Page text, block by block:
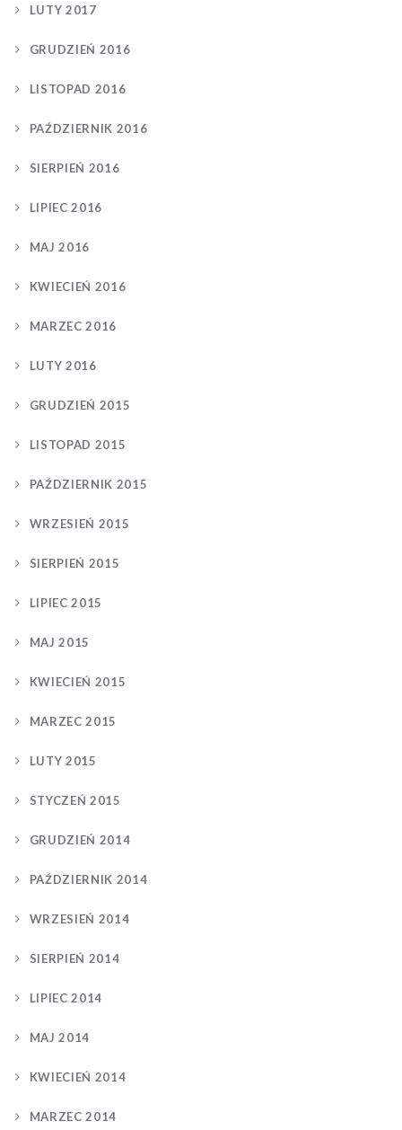
LUTY 2017
GRUDZIEŃ 2016
LISTOPAD 2016
PAŹDZIERNIK 2016
SIERPIEŃ 2016
LIPIEC 2016
MAJ 2016
KWIECIEŃ 2016
MARZEC 2016
LUTY 2016
GRUDZIEŃ 2015
LISTOPAD 2015
PAŹDZIERNIK 2015
WRZESIEŃ 2015
SIERPIEŃ 2015
LIPIEC 2015
MAJ 2015
KWIECIEŃ 2015
MARZEC 2015
LUTY 2015
STYCZEŃ 2015
GRUDZIEŃ 2014
PAŹDZIERNIK 2014
WRZESIEŃ 2014
SIERPIEŃ 2014
LIPIEC 2014
MAJ 2014
KWIECIEŃ 2014
MARZEC 2014